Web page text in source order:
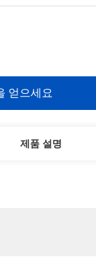
얻으세요
제품 설명